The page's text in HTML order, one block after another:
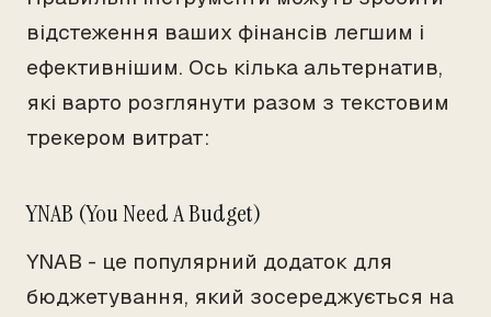
відстеження ваших фінансів легшим і
ефективнішим. Ось кілька альтернатив,
які варто розглянути разом з текстовим
трекером витрат:
YNAB (You Need A Budget)
YNAB - це популярний додаток для
бюджетування, який зосереджується на